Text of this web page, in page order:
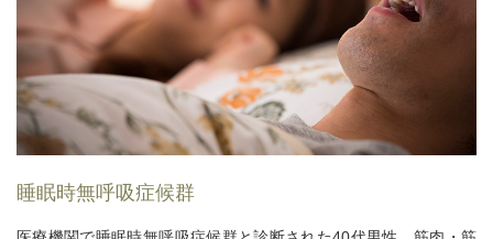
睡眠時無呼吸症候群